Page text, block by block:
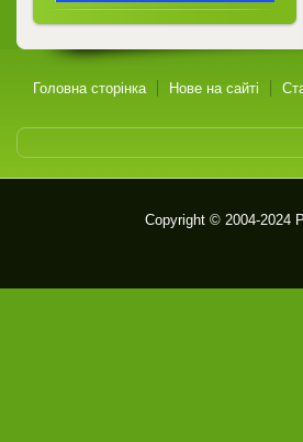
Головна сторінка Нове на сайті
Copyright © 2004-2024